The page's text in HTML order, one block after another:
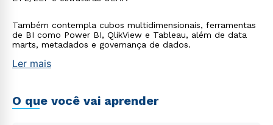
Também contempla cubos multidimensionais, ferramentas
de BI como Power BI, QlikView e Tableau, além de data
marts, metadados e governança de dados.
Ler mais
O que você vai aprender